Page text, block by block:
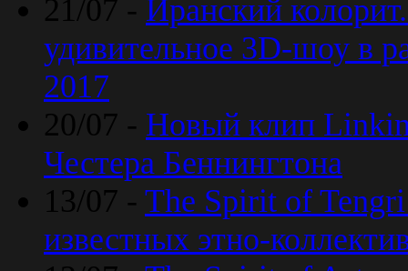
21/07 - Иранский
удивительное 3D-шоу в
2017
20/07 - Новый клип Linkin
Честера Беннингтона
13/07 - The Spirit of Tengri
известных этно-